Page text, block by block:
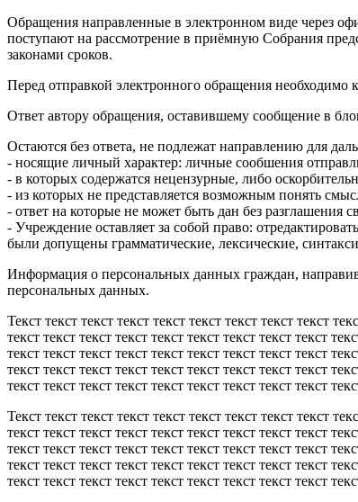
Обращения направленные в электронном виде через
поступают на рассмотрение в приёмную Собрания
законами сроков.
Перед отправкой электронного обращения необходимо
Ответ автору обращения, оставившему сообщение в
Остаются без ответа, не подлежат направлению для
- носящие личный характер: личные сообшения
- в которых содержатся нецензурные, либо
- из которых не представляется возможным понять
- ответ на которые не может быть дан без
- Учреждение оставляет за собой право:
были допущены грамматические, лексические,
Информация о персональных данных граждан,
персональных данных.
Текст текст текст текст текст текст текст текст текст
текст текст текст текст текст текст текст текст текст
текст текст текст текст текст текст текст текст текст
текст текст текст текст текст текст текст текст текст
текст текст текст текст текст текст текст текст текст
Текст текст текст текст текст текст текст текст текст
текст текст текст текст текст текст текст текст текст
текст текст текст текст текст текст текст текст текст
текст текст текст текст текст текст текст текст текст
текст текст текст текст текст текст текст текст текст